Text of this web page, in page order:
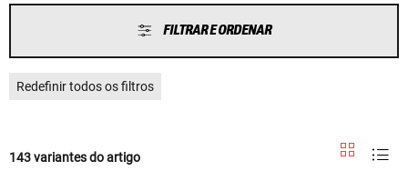
FILTRAR E ORDENAR
Redefinir todos os filtros
143 variantes do artigo